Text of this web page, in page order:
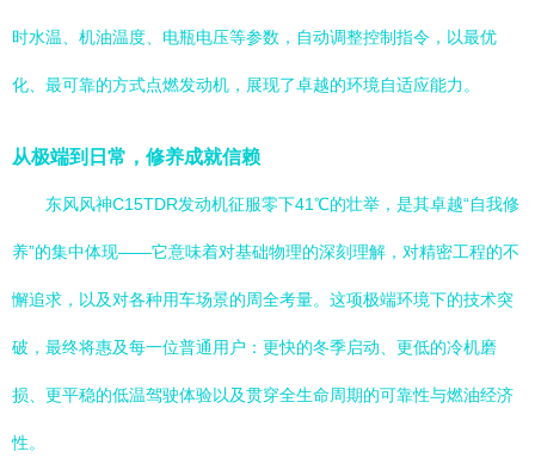
时水温、机油温度、电瓶电压等参数，自动调整控制指令，以最优
化、最可靠的方式点燃发动机，展现了卓越的环境自适应能力。
从极端到日常，修养成就信赖
东风风神C15TDR发动机征服零下41℃的壮举，是其卓越“自我修
养”的集中体现——它意味着对基础物理的深刻理解，对精密工程的不
懈追求，以及对各种用车场景的周全考量。这项极端环境下的技术突
破，最终将惠及每一位普通用户：更快的冬季启动、更低的冷机磨
损、更平稳的低温驾驶体验以及贯穿全生命周期的可靠性与燃油经济
性。